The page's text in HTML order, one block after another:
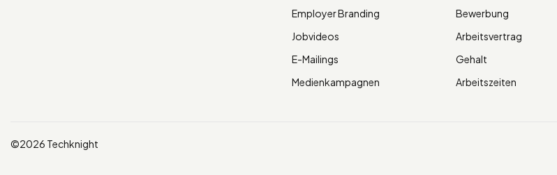
Employer Branding
Jobvideos
E-Mailings
Medienkampagnen
Bewerbung
Arbeitsvertrag
Gehalt
Arbeitszeiten
©2026 Techknight